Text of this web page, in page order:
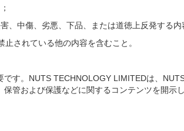
中傷、劣悪、下品、または道徳上反発する内
されている他の内容を含むこと。
す。NUTS TECHNOLOGY LIMITEDは、
管および保護などに関するコンテンツを開示